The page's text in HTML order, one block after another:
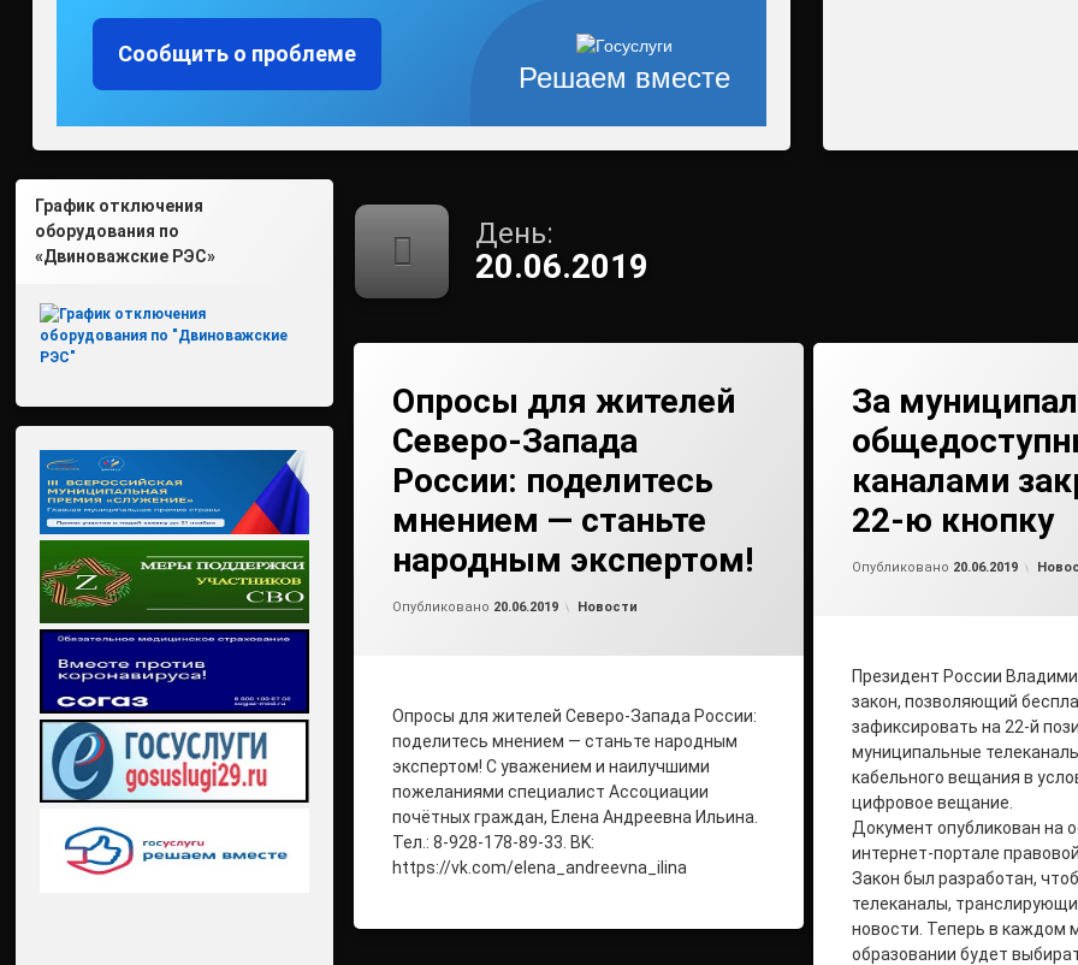
Решаем вместе
Сообщить о проблеме
День:
20.06.2019
Опросы для жителей
Северо-Запада
России: поделитесь
мнением — станьте
народным экспертом!
Опубликовано 20.06.2019 Рубрики:
Новости
Опросы для жителей Северо-Запада России:
поделитесь мнением — станьте народным
экспертом! С уважением и наилучшими
пожеланиями специалист Ассоциации
почётных граждан, Елена Андреевна Ильина.
Тел.: 8-928-178-89-33. ВK:
https://vk.com/elena_andreevna_ilina
За
каналами
22-ю кнопку
Опубликовано 20.06.2019
Президент России
закон, позволяющий
зафиксировать на 22-й
муниципальные
кабельного вещания в
цифровое вещание.
Документ опубликован на
интернет-портале
Закон был разработан,
телеканалы,
новости. Теперь в каждом
образовании будет
График отключения
оборудования по
«Двиноважские РЭС»